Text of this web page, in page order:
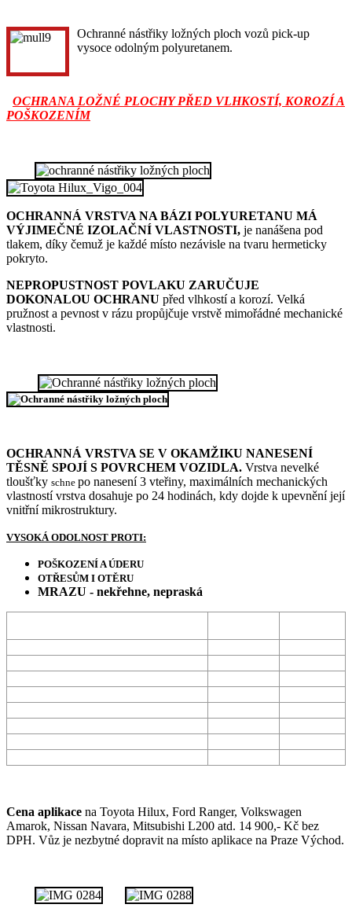
Ochranné nástřiky ložných ploch vozů pick-up
vysoce odolným polyuretanem.
OCHRANA LOŽNÉ PLOCHY PŘED VLHKOSTÍ, KOROZÍ A
POŠKOZENÍM
OCHRANNÁ VRSTVA NA BÁZI POLYURETANU MÁ
VÝJIMEČNÉ IZOLAČNÍ VLASTNOSTI, je nanášena pod
tlakem, díky čemuž je každé místo nezávisle na tvaru hermeticky
pokryto.
NEPROPUSTNOST POVLAKU ZARUČUJE
DOKONALOU OCHRANU před vlhkostí a korozí. Velká
pružnost a pevnost v rázu propůjčuje vrstvě mimořádné mechanické
vlastnosti.
OCHRANNÁ VRSTVA SE V OKAMŽIKU NANESENÍ
TĚSNĚ SPOJÍ S POVRCHEM VOZIDLA. Vrstva nevelké
tloušťky schne po nanesení 3 vteřiny, maximálních mechanických
vlastností vrstva dosahuje po 24 hodinách, kdy dojde k upevnění její
vnitřní mikrostruktury.
VYSOKÁ ODOLNOST PROTI:
POŠKOZENÍ A ÚDERU
OTŘESŮM I OTĚRU
MRAZU - nekřehne, nepraská
Cena aplikace na Toyota Hilux, Ford Ranger, Volkswagen
Amarok, Nissan Navara, Mitsubishi L200 atd. 14 900,- Kč bez
DPH. Vůz je nezbytné dopravit na místo aplikace na Praze Východ.